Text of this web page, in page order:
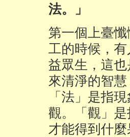
法。」
第一個上臺
工的時候，
益眾生，這
來清淨的智
「法」是指
觀。「觀」
才能得到什